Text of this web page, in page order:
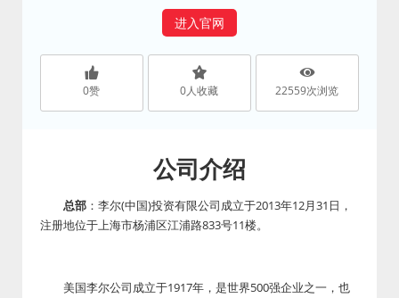
进入官网
0赞 0人收藏 22559次浏览
公司介绍
总部 ：李尔(中国)投资有限公司成立于2013年12月31日，
注册地位于上海市杨浦区江浦路833号11楼。
美国李尔公司成立于1917年，是世界500强企业之一，也